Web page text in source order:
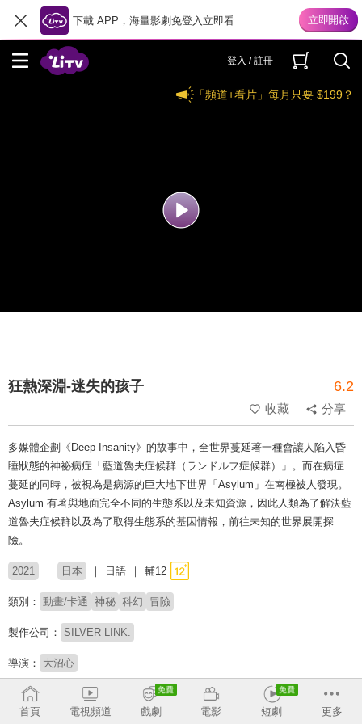
下載 APP，海量影劇免登入立即看
登入 / 註冊
「頻道+看片」每月只要 $199？
狂熱深淵-迷失的孩子 6.2
收藏 分享
多媒體企劃《Deep Insanity》的故事中，全世界蔓延著一種會讓人陷入昏
睡狀態的神祕病症「藍道魯夫症候群（ランドルフ症候群）」。而在病症
蔓延的同時，被視為是病源的巨大地下世界「Asylum」在南極被人發現。
Asylum 有著與地面完全不同的生態系以及未知資源，因此人類為了解決藍
道魯夫症候群以及為了取得生態系的基因情報，前往未知的世界展開探
險。
2021 日本 日語 輔12
類別： 動畫/卡通 神秘 科幻 冒險
製作公司： SILVER LINK.
導演： 大沼心
配音： 小清水亞美 鳥海浩輔 廣瀨裕也 野口瑠璃子 本渡楓
首頁 電視頻道 戲劇 電影 短劇 更多